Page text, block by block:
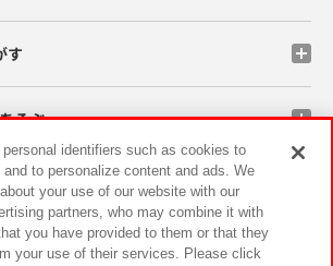
す
そぶ
ンペーン
identifiers such as cookies to
to personalize content and ads. We
your use of our website with our
partners, who may combine it with
you have provided to them or that they
your use of their services. Please click